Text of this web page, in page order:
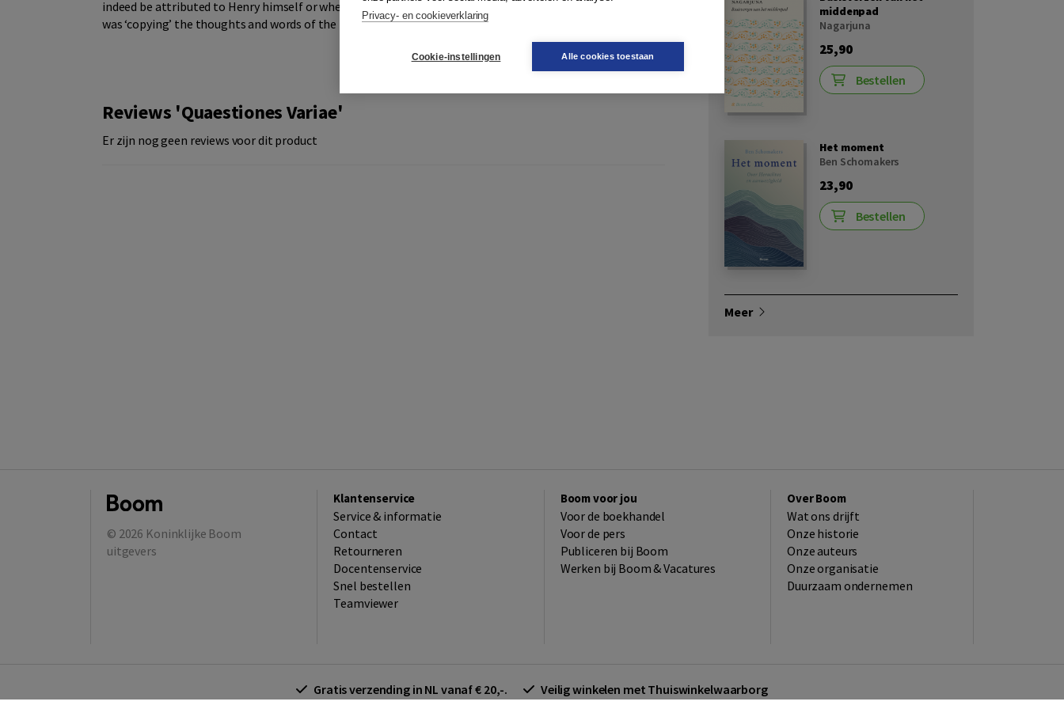
indeed be attributed to Henry himself or whether they have been written by one of Henry’s disciples who
was ‘copying’ the thoughts and words of the master.
Reviews 'Quaestiones Variae'
Er zijn nog geen reviews voor dit product
middenpad
Nagarjuna
25,90
Bestellen
Het moment
Ben Schomakers
23,90
Bestellen
Meer
© 2026 Koninklijke Boom
uitgevers
Klantenservice
Service & informatie
Contact
Retourneren
Docentenservice
Snel bestellen
Teamviewer
Boom voor jou
Voor de boekhandel
Voor de pers
Publiceren bij Boom
Werken bij Boom & Vacatures
Over Boom
Wat ons drijft
Onze historie
Onze auteurs
Onze organisatie
Duurzaam ondernemen
Gratis verzending in NL vanaf € 20,-. Veilig winkelen met Thuiswinkelwaarborg
Privacy- en cookieverklaring
Cookie-instellingen Alle cookies toestaan